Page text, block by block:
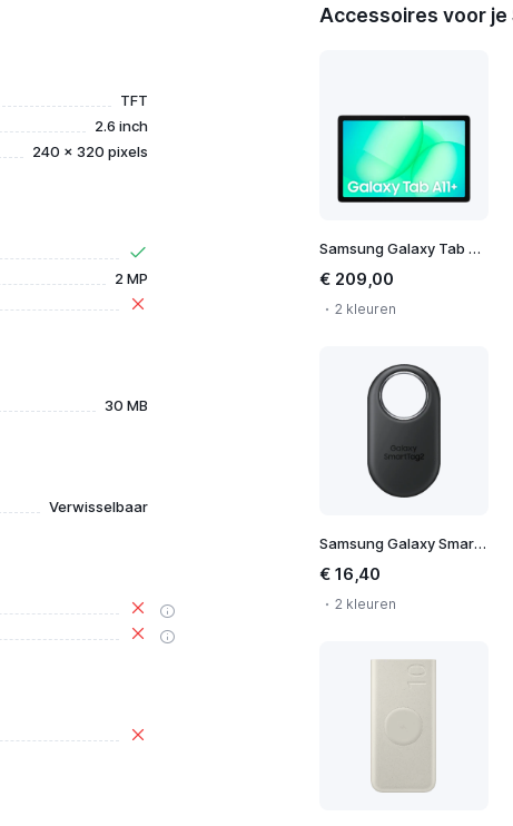
TFT
2.6 inch
240 x 320 pixels
2 MP
30 MB
Verwisselbaar
Accessoires voor je
Samsung Galaxy Tab A11+ WiFi
€ 209,00
2 kleuren
Samsung Galaxy SmartTag 2
€ 16,40
2 kleuren